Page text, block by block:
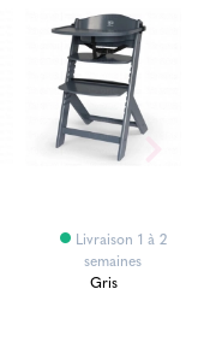
Livraison 1 à 2
semaines
Gris